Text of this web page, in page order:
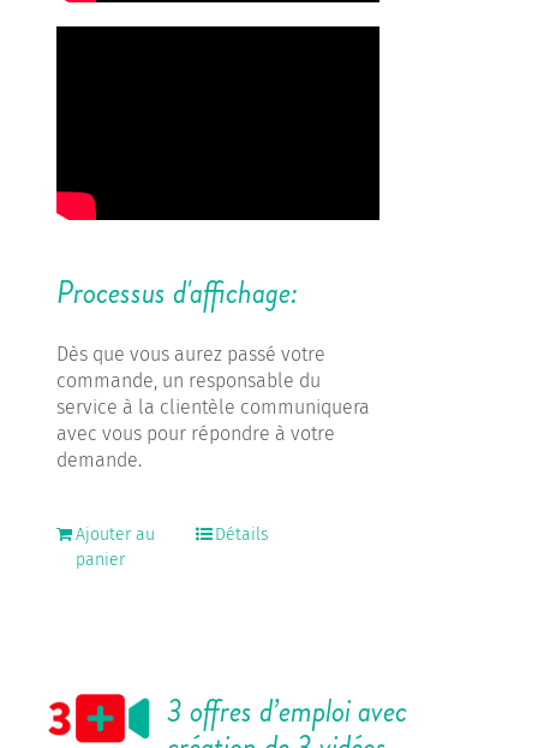
Processus d'affichage:
Dès que vous aurez passé votre
commande, un responsable du
service à la clientèle communiquera
avec vous pour répondre à votre
demande.
Ajouter au
panier
Détails
3 offres d’emploi avec